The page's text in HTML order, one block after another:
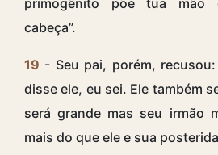
primogênito põe tua mão
cabeça”.
19 - Seu pai, porém,
disse ele, eu sei. Ele também
será grande mas seu irmão
mais do que ele e sua